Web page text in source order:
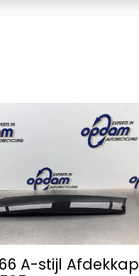
A-stijl Afdekkap